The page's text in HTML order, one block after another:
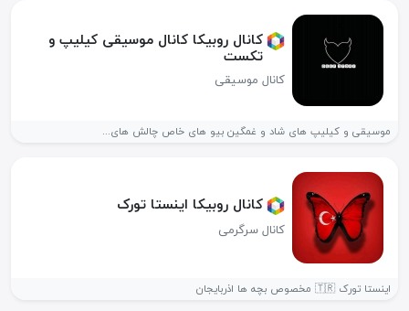
کانال روبیکا کانال موسیقی کیلیپ و
تکست
کانال موسیقی
موسیقی و کیلیپ های شاد و غمگین بیو های خاص چالش های...
کانال روبیکا اینستا تورک
کانال سرگرمی
اینستا تورک 🇹🇷 مخصوص بچه ها اذربایجان